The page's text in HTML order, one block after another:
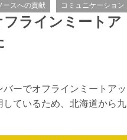
ースへの貢献 コミュニケーション
フラインミートア
ーでオフラインミートアッ
ているため、北海道から九